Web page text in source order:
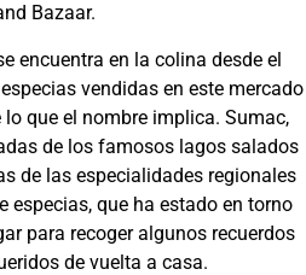
Bazaar.
encuentra en la colina desde el
vendidas en este mercado
que el nombre implica. Sumac,
de los famosos lagos salados
de las especialidades regionales
especias, que ha estado en torno
para recoger algunos recuerdos
de vuelta a casa.